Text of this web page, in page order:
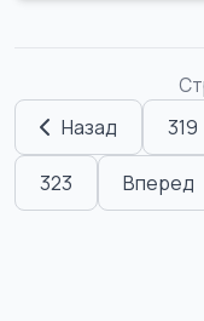
Назад 319
323 Вперед